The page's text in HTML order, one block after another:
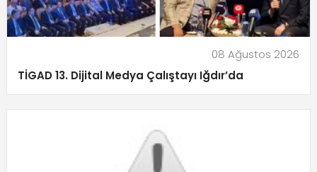
08 Ağustos 2026
TİGAD 13. Dijital Medya Çalıştayı Iğdır’da